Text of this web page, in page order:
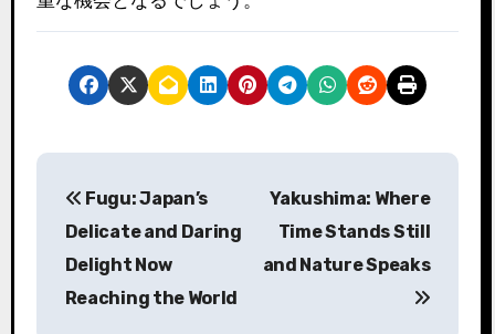
稿
ナ
ビ
Fugu: Japan’s
Delicate and Daring
Delight Now
Reaching the World
Yakushima: Where
Time Stands Still
and Nature Speaks